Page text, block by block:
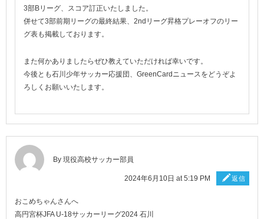
3部Bリーグ、スコア訂正いたしました。
併せて3部前期リーグの最終結果、2ndリーグ昇格プレーオフのリー
グ表も掲載しております。
また何かありましたらぜひ教えていただければ幸いです。
今後とも石川少年サッカー応援団、GreenCardニュースをどうぞよ
ろしくお願いいたします。
By 現役高校サッカー部員
2024年6月10日 at 5:19 PM 返信
おこめちゃんさんへ
高円宮杯JFA U-18サッカーリーグ2024 石川